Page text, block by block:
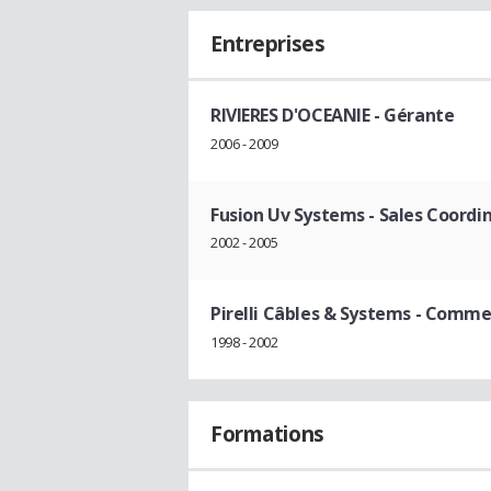
Entreprises
RIVIERES D'OCEANIE- Gérante
2006 - 2009
Fusion Uv Systems- Sales
2002 - 2005
Pirelli Câbles & Systems-
1998 - 2002
Formations